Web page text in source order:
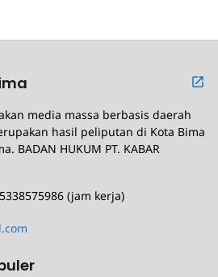
media massa berbasis daerah
hasil peliputan di Kota Bima
BADAN HUKUM PT. KABAR
(jam kerja)